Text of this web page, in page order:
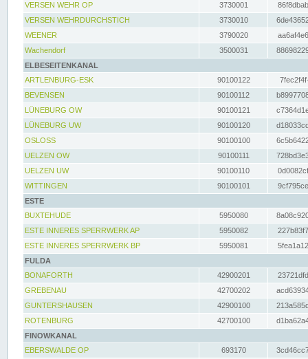
VERSEN WEHR OP
3730001
VERSEN WEHRDURCHSTICH
3730010
WEENER
3790020
Wachendorf
3500031
ELBESEITENKANAL
ARTLENBURG-ESK
90100122
BEVENSEN
90100112
LÜNEBURG OW
90100121
LÜNEBURG UW
90100120
OSLOSS
90100100
UELZEN OW
90100111
UELZEN UW
90100110
WITTINGEN
90100101
ESTE
BUXTEHUDE
5950080
ESTE INNERES SPERRWERK AP
5950082
ESTE INNERES SPERRWERK BP
5950081
FULDA
BONAFORTH
42900201
GREBENAU
42700202
GUNTERSHAUSEN
42900100
ROTENBURG
42700100
FINOWKANAL
EBERSWALDE OP
693170